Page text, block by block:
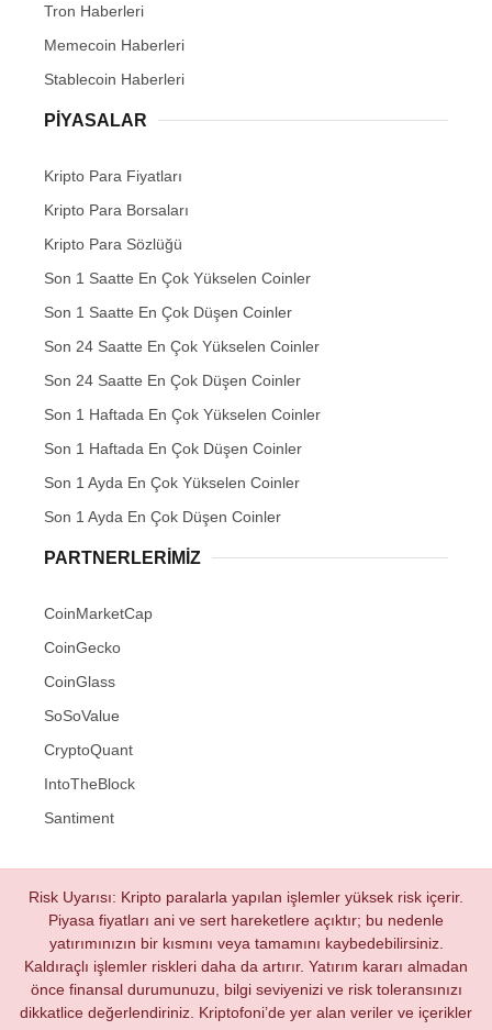
Tron Haberleri
Memecoin Haberleri
Stablecoin Haberleri
PIYASALAR
Kripto Para Fiyatları
Kripto Para Borsaları
Kripto Para Sözlüğü
Son 1 Saatte En Çok Yükselen Coinler
Son 1 Saatte En Çok Düşen Coinler
Son 24 Saatte En Çok Yükselen Coinler
Son 24 Saatte En Çok Düşen Coinler
Son 1 Haftada En Çok Yükselen Coinler
Son 1 Haftada En Çok Düşen Coinler
Son 1 Ayda En Çok Yükselen Coinler
Son 1 Ayda En Çok Düşen Coinler
PARTNERLERIMIZ
CoinMarketCap
CoinGecko
CoinGlass
SoSoValue
CryptoQuant
IntoTheBlock
Santiment
Risk Uyarısı: Kripto paralarla yapılan işlemler yüksek risk içerir.
Piyasa fiyatları ani ve sert hareketlere açıktır; bu nedenle
yatırımınızın bir kısmını veya tamamını kaybedebilirsiniz.
Kaldıraçlı işlemler riskleri daha da artırır. Yatırım kararı almadan
önce finansal durumunuzu, bilgi seviyenizi ve risk toleransınızı
dikkatlice değerlendiriniz. Kriptofoni’de yer alan veriler ve içerikler